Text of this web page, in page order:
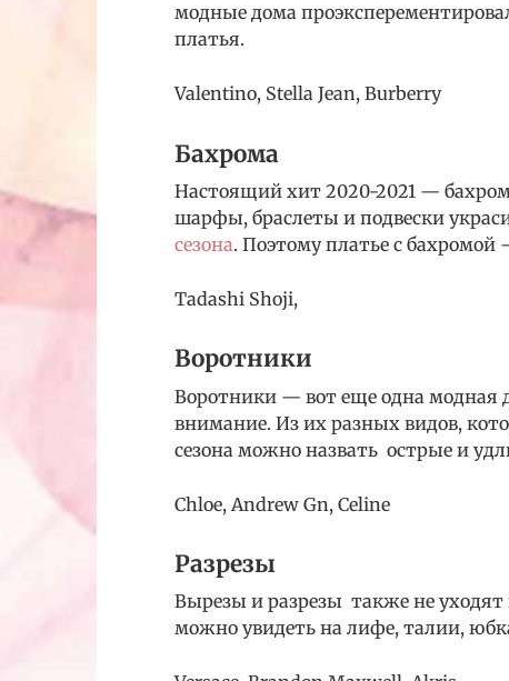
модные дома
платья.
Valentino, Stella Jean, Burberry
Бахрома
Настоящий хит 2020-2021 —
шарфы, браслеты и подвески
сезона. Поэтому платье с бахромой
Tadashi Shoji,
Воротники
Воротники — вот еще одна модная
внимание. Из их разных видов,
сезона можно назвать острые и
Chloе, Andrew Gn, Celine
Разрезы
Вырезы и разрезы также не
можно увидеть на лифе, талии,